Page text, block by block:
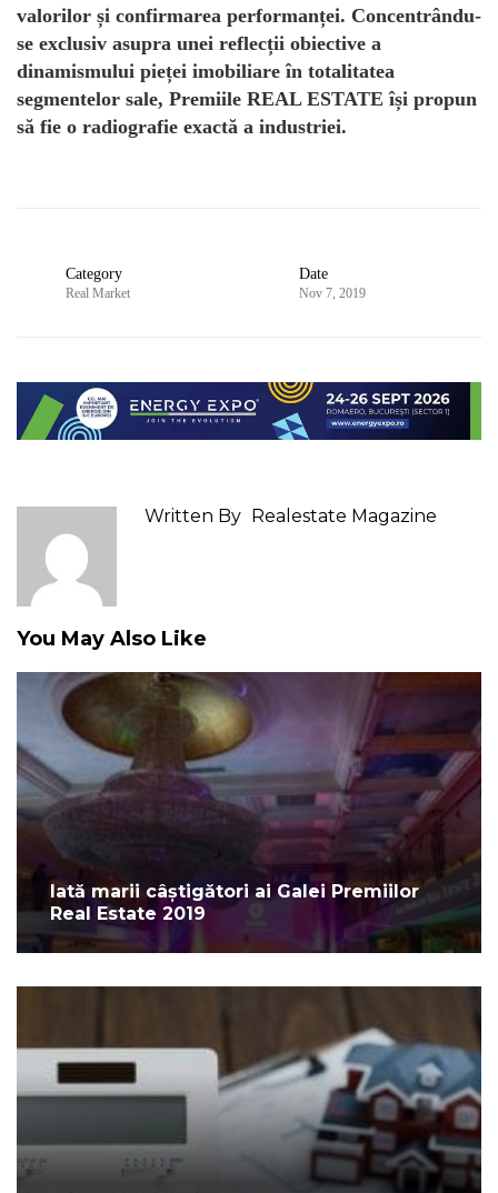
valorilor și confirmarea performanței. Concentrându-
se exclusiv asupra unei reflecții obiective a
dinamismului pieței imobiliare în totalitatea
segmentelor sale, Premiile REAL ESTATE își propun
să fie o radiografie exactă a industriei.
Category
Real Market
Date
Nov 7, 2019
Written By Realestate Magazine
You May Also Like
Iată marii câștigători ai Galei Premiilor
Real Estate 2019